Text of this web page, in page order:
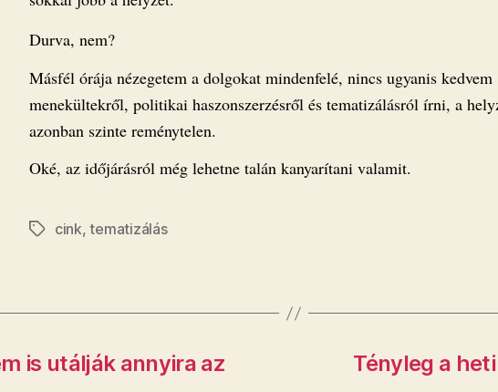
Durva, nem?
Másfél órája nézegetem a dolgokat mindenfelé, nincs ugyanis kedvem
menekültekről, politikai haszonszerzésről és tematizálásról írni, a
azonban szinte reménytelen.
Oké, az időjárásról még lehetne talán kanyarítani valamit.
Címkék
cink,tematizálás
is utálják annyira az
Tényleg a